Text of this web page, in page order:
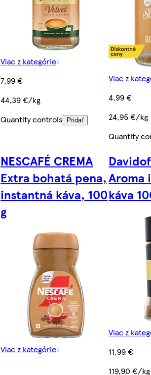
Viac z kategórie
7,99 €
44,39 €/kg
Quantity controls Pridať
Viac z
4,99 €
24,95 €/kg
Quantity
NESCAFÉ CREMA
Extra bohatá pena,
instantná káva, 100
g
Viac z kategórie
Aroma
káva
Viac z
11,99 €
119,90 €/kg